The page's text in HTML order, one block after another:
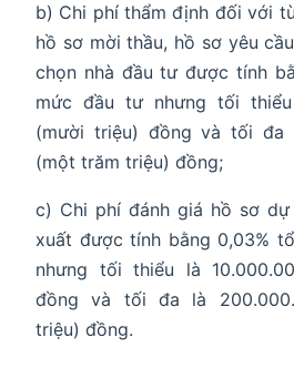
b) Chi phí thẩm định đối với
hồ sơ mời thầu, hồ sơ yêu
chọn nhà đầu tư được tính
mức đầu tư nhưng tối
(mười triệu) đồng và tối đa
(một trăm triệu) đồng;
c) Chi phí đánh giá hồ sơ
xuất được tính bằng 0,03%
nhưng tối thiểu là
đồng và tối đa là
triệu) đồng.